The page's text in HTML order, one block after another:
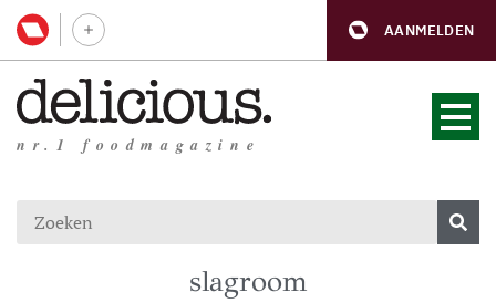
AANMELDEN
nr.1 foodmagazine
slagroom